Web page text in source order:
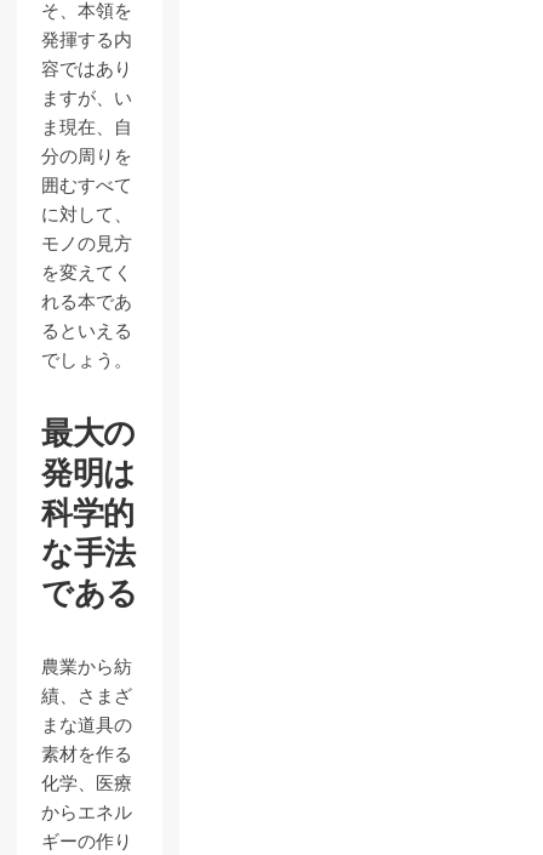
そ、本領を
発揮する内
容ではあり
ますが、い
ま現在、自
分の周りを
囲むすべて
に対して、
モノの見方
を変えてく
れる本であ
るといえる
でしょう。
最大の
発明は
科学的
な手法
である
農業から紡
績、さまざ
まな道具の
素材を作る
化学、医療
からエネル
ギーの作り